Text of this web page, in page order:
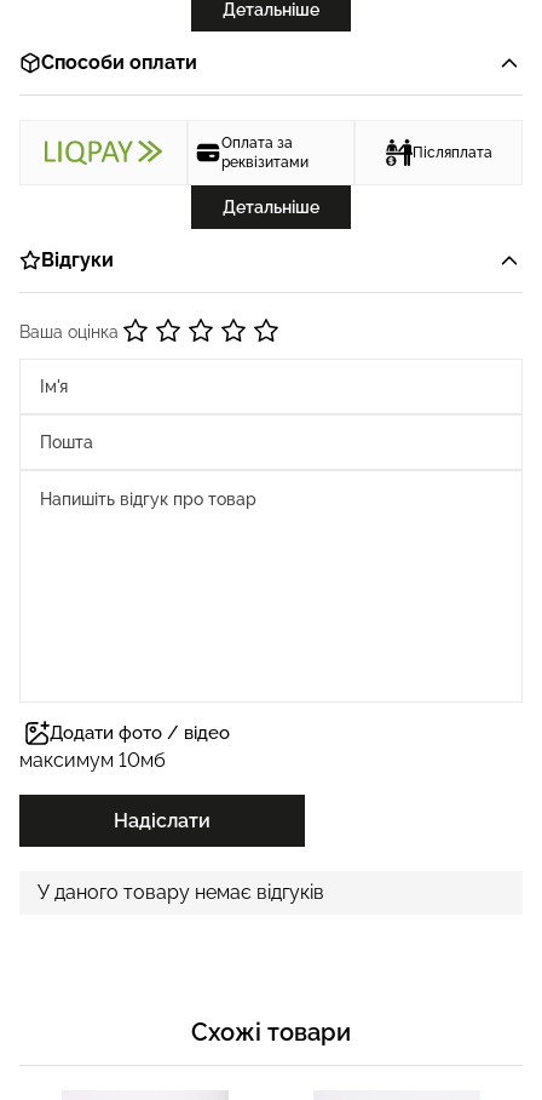
Детальніше
Способи оплати
Оплата за
реквізитами
Післяплата
Детальніше
Відгуки
Ваша оцінка
Додати фото / відео
максимум 10мб
Надіслати
У даного товару немає відгуків
Схожі товари